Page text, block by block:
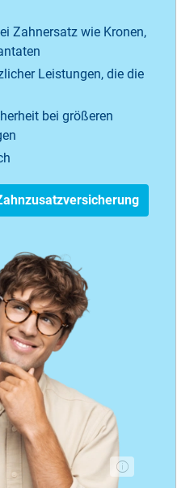
Zahnersatz wie Kronen,
Leistungen, die die
bei größeren